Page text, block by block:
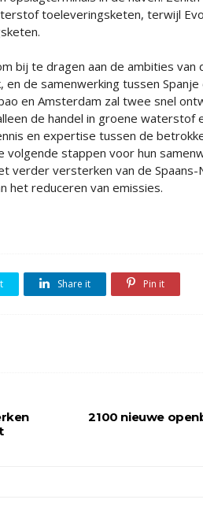
toeleveringsketen, terwijl
bij te dragen aan de ambities van
de samenwerking tussen
en Amsterdam zal twee snel
de handel in groene
en expertise tussen de
volgende stappen voor hun
verder versterken van de
het reduceren van emissies.
Share it Pin it
2100 nieuwe